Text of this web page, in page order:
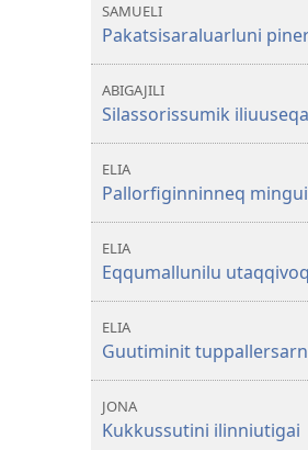
SAMUELI
Pakatsisaraluarluni
ABIGAJILI
Silassorissumik
ELIA
Pallorfiginninneq
ELIA
Eqqumallunilu utaqqivoq
ELIA
Guutiminit
JONA
Kukkussutini ilinniutigai